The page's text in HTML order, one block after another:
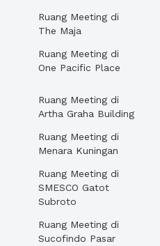
Ruang Meeting di
The Maja
Ruang Meeting di
One Pacific Place
Ruang Meeting di
Artha Graha Building
Ruang Meeting di
Menara Kuningan
Ruang Meeting di
SMESCO Gatot
Subroto
Ruang Meeting di
Sucofindo Pasar